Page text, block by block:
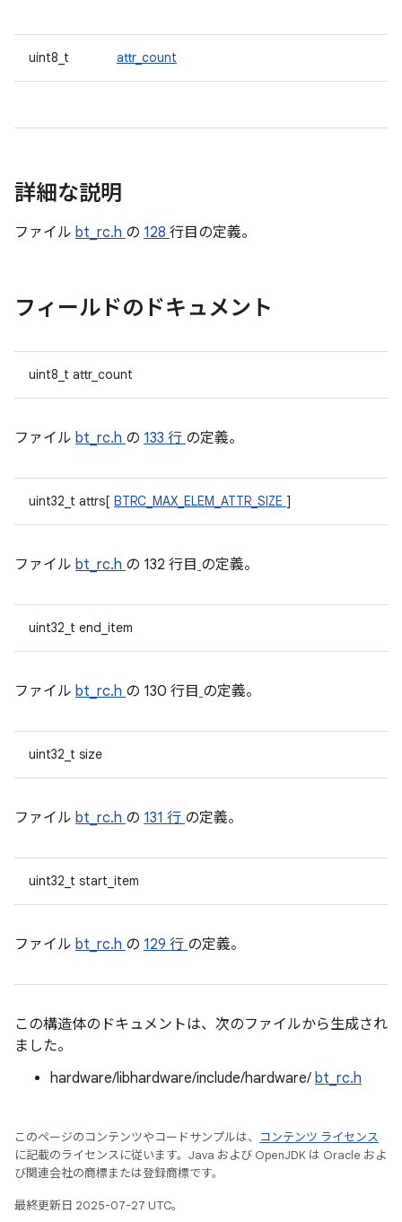
uint8_t attr_count
詳細な説明
ファイル bt_rc.h の 128 行目の定義。
フィールドのドキュメント
uint8_t attr_count
ファイル bt_rc.h の 133 行 の定義。
uint32_t attrs[ BTRC_MAX_ELEM_ATTR_SIZE ]
ファイル bt_rc.h の 132 行目 の定義。
uint32_t end_item
ファイル bt_rc.h の 130 行目 の定義。
uint32_t size
ファイル bt_rc.h の 131 行 の定義。
uint32_t start_item
ファイル bt_rc.h の 129 行 の定義。
この構造体のドキュメントは、次のファイルから生成され
ました。
hardware/libhardware/include/hardware/ bt_rc.h
このページのコンテンツやコードサンプルは、
コンテンツ ライセンス
に記載のライセンスに従います。Java および OpenJDK は Oracle およ
び関連会社の商標または登録商標です。
最終更新日 2025-07-27 UTC。